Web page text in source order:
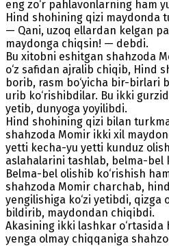
eng zo‘r pahlavonlarning ham
Hind shohining qizi maydonda
— Qani, uzoq ellardan kelgan
maydonga chiqsin! — debdi.
Bu xitobni eshitgan shahzoda
o‘z safidan ajralib chiqib, Hind
borib, rasm bo‘yicha bir-birlari
urib ko‘rishibdilar. Bu ikki
yetib, dunyoga yoyilibdi.
Hind shohining qizi bilan
shahzoda Momir ikki xil
yetti kecha-yu yetti kunduz
aslahalarini tashlab, belma-bel
Belma-bel olishib ko‘rishish
shahzoda Momir charchab,
yengilishiga ko‘zi yetibdi, qizga
bildirib, maydondan chiqibdi.
Akasining ikki lashkar
yenga olmay chiqqaniga